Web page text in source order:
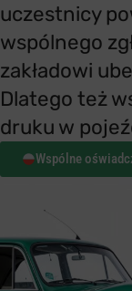
uczestnicy
wspólnego
zakładowi
Dlatego też
druku w
Wspólne